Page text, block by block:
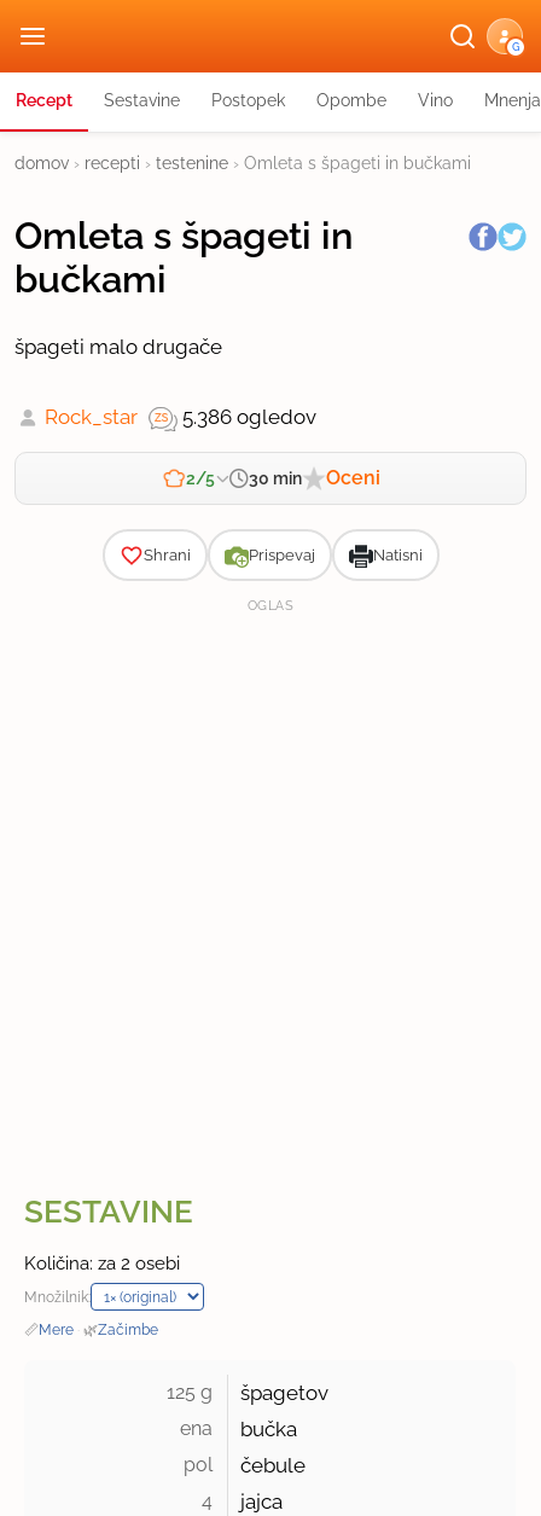
G
Recept Sestavine Postopek Opombe Vino Mnenja
domov › recepti › testenine › Omleta s špageti in bučkami
Omleta s špageti in
bučkami
špageti malo drugače
Rock_star 5.386 ogledov
2/5 30 min Oceni
Shrani Prispevaj Natisni
OGLAS
SESTAVINE
Količina: za 2 osebi
Množilnik:
📏Mere · 🌿Začimbe
125 g špagetov
ena bučka
pol čebule
4 jajca